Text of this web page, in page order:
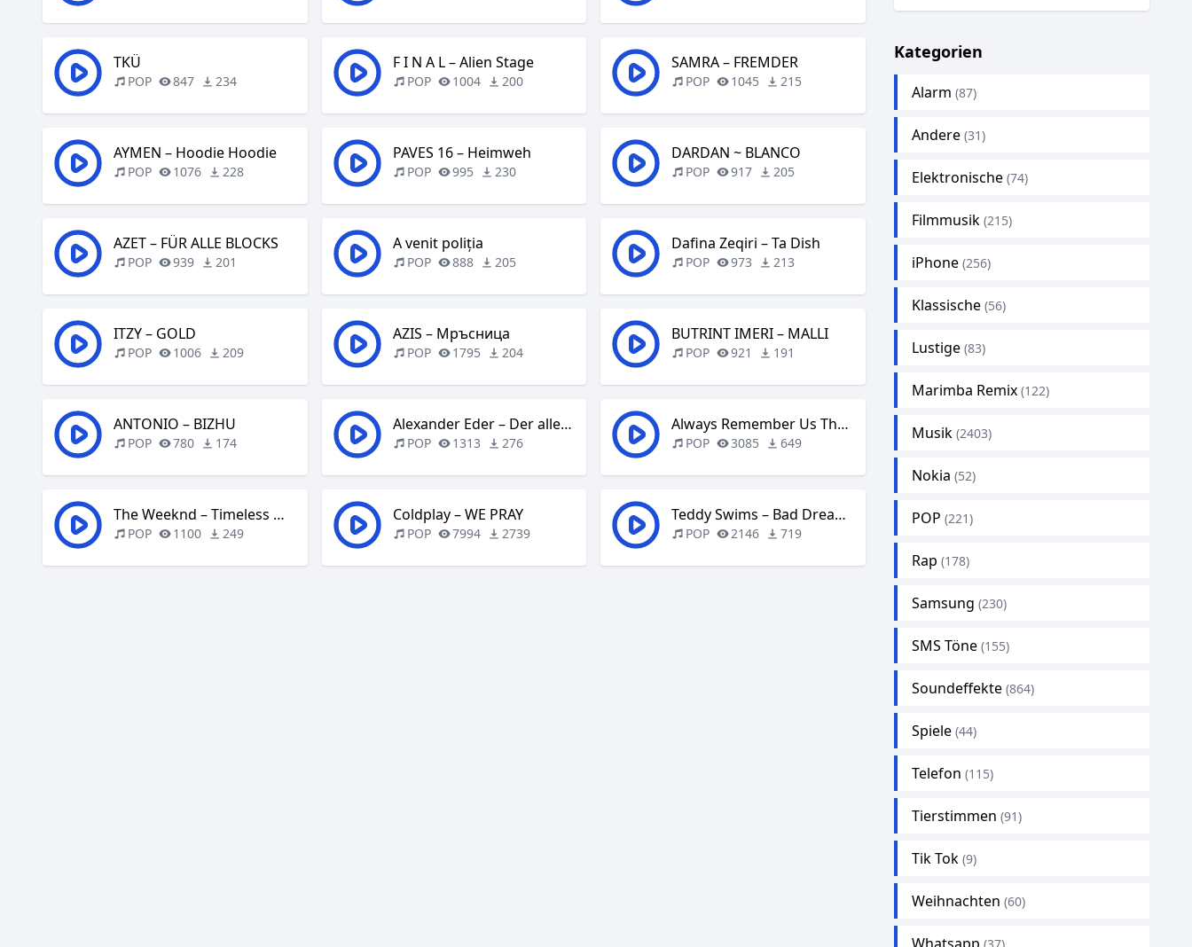
TKÜ
POP 847 234
F I N A L – Alien Stage
POP 1004 200
SAMRA – FREMDER
POP 1045 215
AYMEN – Hoodie Hoodie
POP 1076 228
PAVES 16 – Heimweh
POP 995 230
DARDAN ~ BLANCO
POP 917 205
AZET – FÜR ALLE BLOCKS
POP 939 201
A venit poliția
POP 888 205
Dafina Zeqiri – Ta Dish
POP 973 213
ITZY – GOLD
POP 1006 209
AZIS – Мръсница
POP 1795 204
BUTRINT IMERI – MALLI
POP 921 191
ANTONIO – BIZHU
POP 780 174
Alexander Eder – Der allerletzte Tanz
POP 1313 276
Always Remember Us This Way
POP 3085 649
The Weeknd – Timeless with Playboi Carti
POP 1100 249
Coldplay – WE PRAY
POP 7994 2739
Teddy Swims – Bad Dreams
POP 2146 719
Kategorien
Alarm (87)
Andere (31)
Elektronische (74)
Filmmusik (215)
iPhone (256)
Klassische (56)
Lustige (83)
Marimba Remix (122)
Musik (2403)
Nokia (52)
POP (221)
Rap (178)
Samsung (230)
SMS Töne (155)
Soundeffekte (864)
Spiele (44)
Telefon (115)
Tierstimmen (91)
Tik Tok (9)
Weihnachten (60)